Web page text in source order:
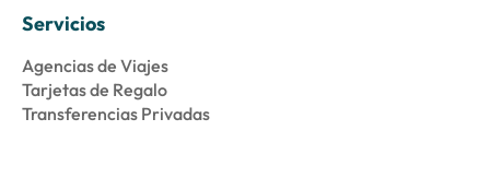
Servicios
Agencias de Viajes
Tarjetas de Regalo
Transferencias Privadas